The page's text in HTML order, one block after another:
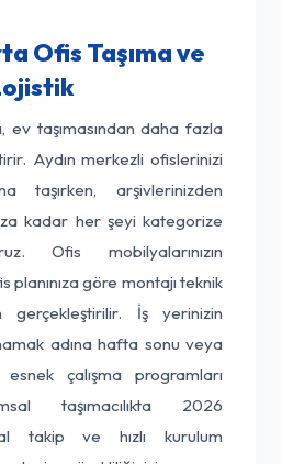
Ofis Taşıma ve
ev taşımasından daha fazla
Aydın merkezli ofislerinizi
taşırken, arşivlerinizden
kadar her şeyi kategorize
Ofis mobilyalarınızın
planınıza göre montajı teknik
gerçekleştirilir. İş yerinizin
adına hafta sonu veya
çalışma programları
taşımacılıkta 2026
takip ve hızlı kurulum